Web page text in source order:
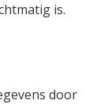
is.
door